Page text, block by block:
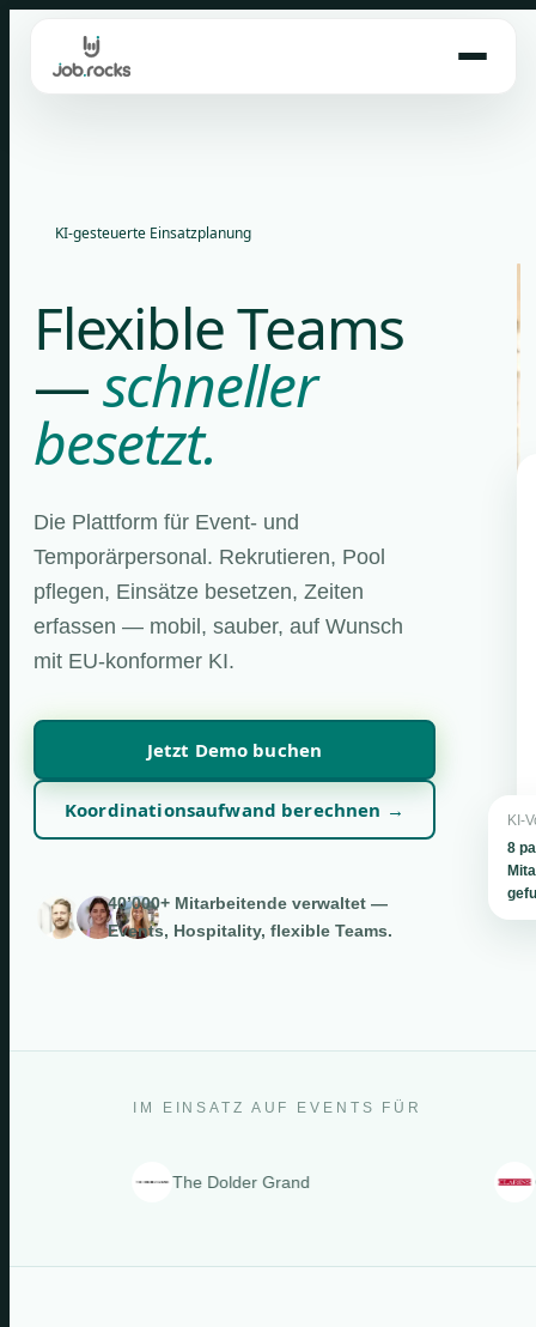
content
KI-gesteuerte Einsatzplanung
Flexible Teams
—schneller
besetzt.
Die Plattform für Event- und
Temporärpersonal. Rekrutieren, Pool
pflegen, Einsätze besetzen, Zeiten
erfassen — mobil, sauber, auf Wunsch
mit EU-konformer KI.
Jetzt Demo buchen
Koordinationsaufwand berechnen →
40’000+ Mitarbeitende verwaltet —
Events, Hospitality, flexible Teams.
KI-
8
IM EINSATZ AUF EVENTS FÜR
The Dolder Grand Clarins